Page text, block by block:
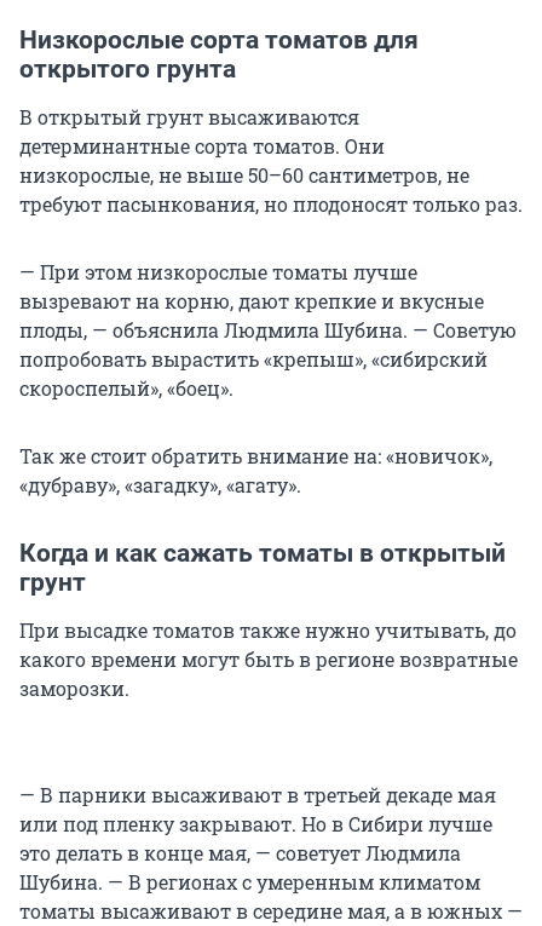
Низкорослые сорта томатов для
открытого грунта
В открытый грунт высаживаются
детерминантные сорта томатов. Они
низкорослые, не выше 50–60 сантиметров, не
требуют пасынкования, но плодоносят только раз.
— При этом низкорослые томаты лучше
вызревают на корню, дают крепкие и вкусные
плоды, — объяснила Людмила Шубина. — Советую
попробовать вырастить «крепыш», «сибирский
скороспелый», «боец».
Так же стоит обратить внимание на: «новичок»,
«дубраву», «загадку», «агату».
Когда и как сажать томаты в открытый
грунт
При высадке томатов также нужно учитывать, до
какого времени могут быть в регионе возвратные
заморозки.
— В парники высаживают в третьей декаде мая
или под пленку закрывают. Но в Сибири лучше
это делать в конце мая, — советует Людмила
Шубина. — В регионах с умеренным климатом
томаты высаживают в середине мая, а в южных —